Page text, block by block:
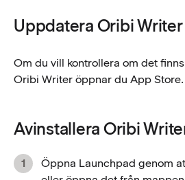
Uppdatera Oribi Writer
Om du vill kontrollera om det
Oribi Writer öppnar du App Store.
Avinstallera Oribi
Öppna Launchpad genom